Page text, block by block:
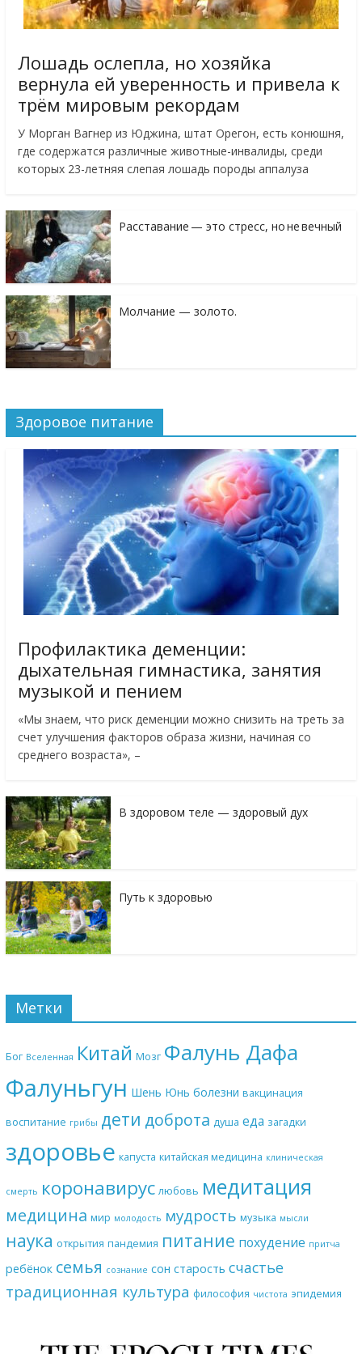
Лошадь ослепла, но хозяйка
вернула ей уверенность и привела к
трём мировым рекордам
У Морган Вагнер из Юджина, штат Орегон, есть конюшня,
где содержатся различные животные-инвалиды, среди
которых 23-летняя слепая лошадь породы аппалуза
Расставание — это стресс, но не вечный
Молчание — золото.
Здоровое питание
Профилактика деменции:
дыхательная гимнастика, занятия
музыкой и пением
«Мы знаем, что риск деменции можно снизить на треть за
счет улучшения факторов образа жизни, начиная со
среднего возраста», –
В здоровом теле — здоровый дух
Путь к здоровью
Метки
Бог Вселенная Китай Мозг Фалунь Дафа
Фалуньгун Шень Юнь болезни вакцинация
воспитание грибы дети доброта душа еда загадки
здоровье капуста китайская медицина клиническая
смерть коронавирус любовь медитация
медицина мир молодость мудрость музыка мысли
наука открытия пандемия питание похудение притча
ребёнок семья сознание сон старость счастье
традиционная культура философия чистота эпидемия